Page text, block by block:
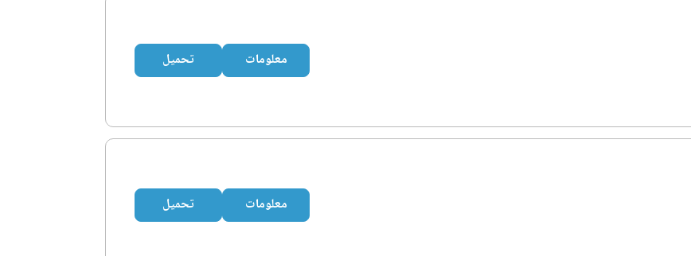
معلومات تحميل
معلومات تحميل